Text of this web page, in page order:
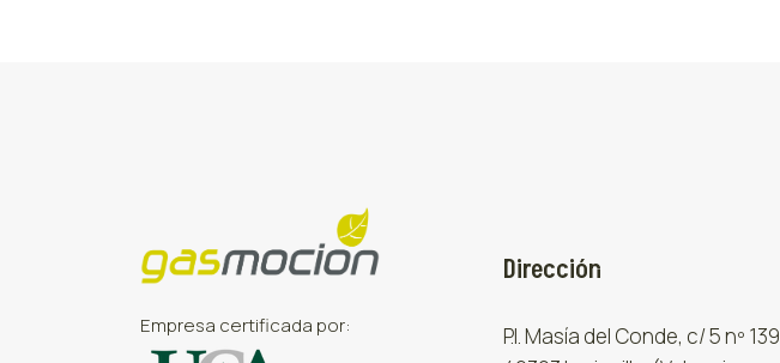
Empresa certificada por:
Dirección
P.I. Masía del Conde, c/ 5 nº 139